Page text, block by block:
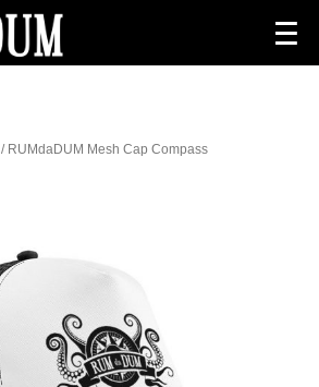
/ RUMdaDUM Mesh Cap Compass